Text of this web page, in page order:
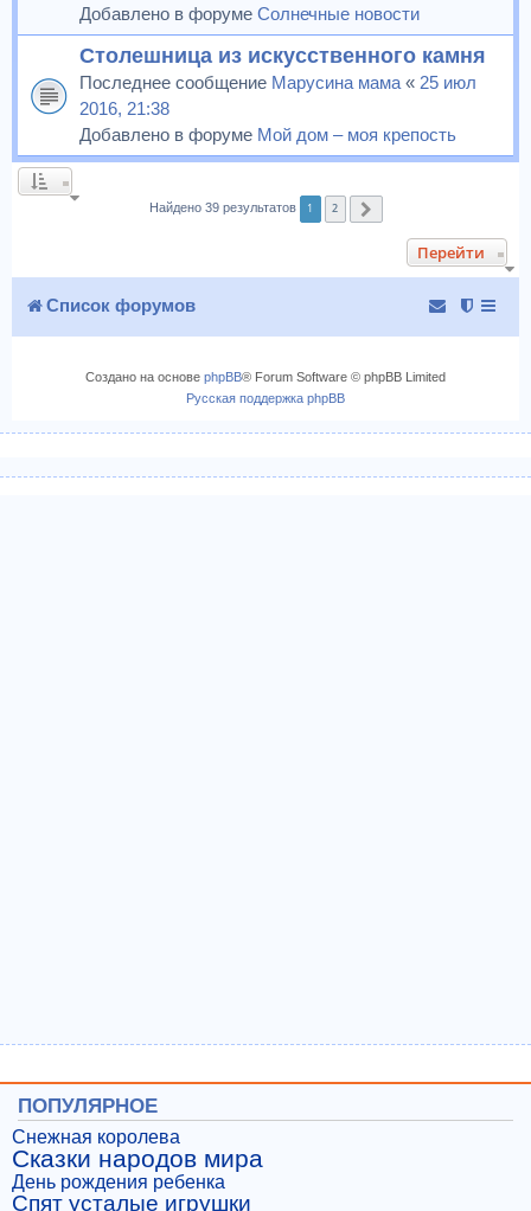
Добавлено в форуме Солнечные новости
Столешница из искусственного камня
Последнее сообщение Марусина мама « 25 июл
2016, 21:38
Добавлено в форуме Мой дом – моя крепость
Найдено 39 результатов 1 2
Перейти
Список форумов
Создано на основе phpBB® Forum Software © phpBB Limited
Русская поддержка phpBB
ПОПУЛЯРНОЕ
Снежная королева
Сказки народов мира
День рождения ребенка
Спят усталые игрушки